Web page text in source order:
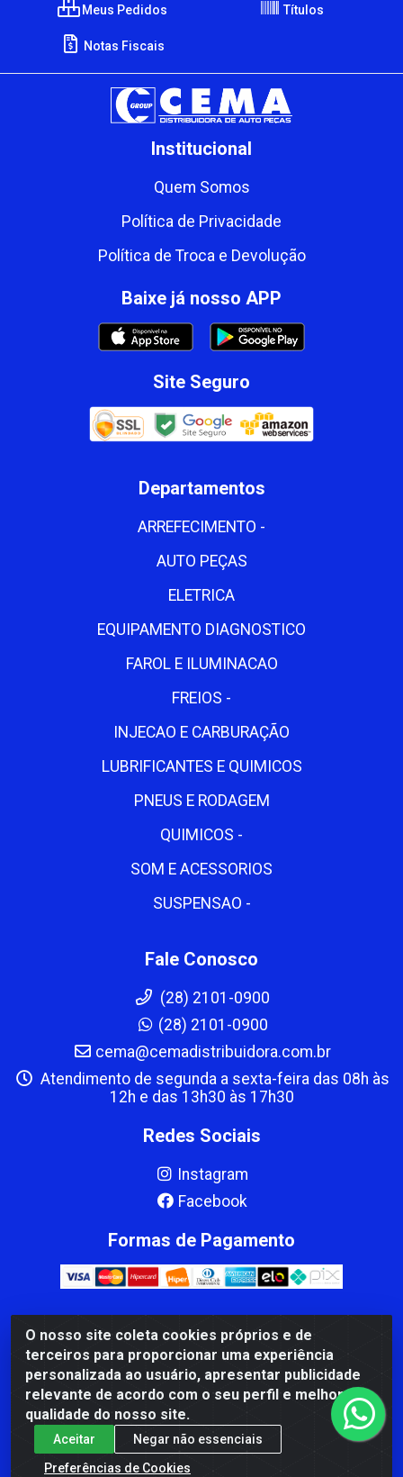
O nosso site coleta cookies próprios e de
terceiros para proporcionar uma experiência
personalizada ao usuário, apresentar publicidade
relevante de acordo com o seu perfil e melhorar a
qualidade do nosso site.
Aceitar
Negar não essenciais
Preferências de Cookies
Meus Pedidos Títulos
Notas Fiscais
Institucional
Quem Somos
Política de Privacidade
Política de Troca e Devolução
Baixe já nosso APP
Site Seguro
Departamentos
ARREFECIMENTO -
AUTO PEÇAS
ELETRICA
EQUIPAMENTO DIAGNOSTICO
FAROL E ILUMINACAO
FREIOS -
INJECAO E CARBURAÇÃO
LUBRIFICANTES E QUIMICOS
PNEUS E RODAGEM
QUIMICOS -
SOM E ACESSORIOS
SUSPENSAO -
Fale Conosco
(28) 2101-0900
(28) 2101-0900
cema@cemadistribuidora.com.br
Atendimento de segunda a sexta-feira das 08h às
12h e das 13h30 às 17h30
Redes Sociais
Instagram
Facebook
Formas de Pagamento
CBP MACEDO COMERCIO PEÇAS LTDA Matriz - av Mauro
Miranda Madureira, 1249 - Coramara , Cachoeiro de
Itapemirim/ES - CEP 29.311-310 - CNPJ 00.502.680/0001-41